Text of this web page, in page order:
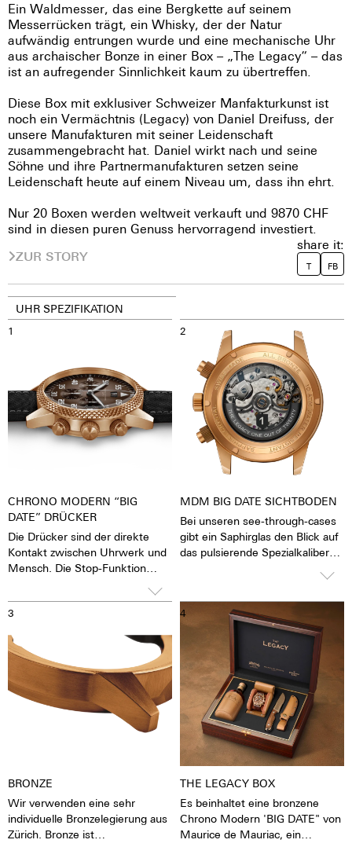
Ein Waldmesser, das eine Bergkette auf seinem
Messerrücken trägt, ein Whisky, der der Natur
aufwändig entrungen wurde und eine mechanische Uhr
aus archaischer Bonze in einer Box – „The Legacy“ – das
ist an aufregender Sinnlichkeit kaum zu übertreffen.
Diese Box mit exklusiver Schweizer Manfakturkunst ist
noch ein Vermächtnis (Legacy) von Daniel Dreifuss, der
unsere Manufakturen mit seiner Leidenschaft
zusammengebracht hat. Daniel wirkt nach und seine
Söhne und ihre Partnermanufakturen setzen seine
Leidenschaft heute auf einem Niveau um, dass ihn ehrt.
Nur 20 Boxen werden weltweit verkauft und 9870 CHF
sind in diesen puren Genuss hervorragend investiert.
ZUR STORY
share it:
T FB
UHR SPEZIFIKATION
1
CHRONO MODERN “BIG
DATE” DRÜCKER
Die Drücker sind der direkte
Kontakt zwischen Uhrwerk und
Mensch. Die Stop-Funktion
zurückgestellt werden. Um
diese Funktionen nicht
können, bieten wir verschraubte
Kronen an. Vor der Nutzung
muss man die Krone dann
zuerst entsichern und nach der
Nutzung wider sichern.
2
MDM BIG DATE SICHTBODEN
Bei unseren see-through-cases
gibt ein Saphirglas den Blick auf
das pulsierende Spezialkaliber
Automatikwerkes sehen und
fühlen zu können Die Uhr lebt.
Zusammen mit einer Gravur auf
dem Rotor wird jede Uhr zu
einem hochemotionalen
Geschenk. Auch an sich selbst.
3
BRONZE
Wir verwenden eine sehr
individuelle Bronzelegierung aus
Zürich. Bronze ist
4
THE LEGACY BOX
Es beinhaltet eine bronzene
Chrono Modern 'BIG DATE" von
Maurice de Mauriac, ein